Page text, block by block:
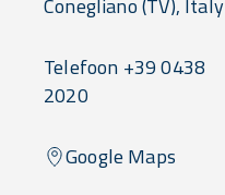
Conegliano(TV), Italy
Telefoon +39 0438
2020
Google Maps